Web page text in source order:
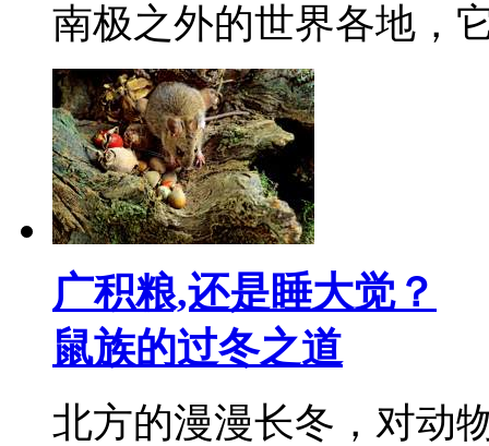
南极之外的世界各地
广积粮,还是睡大觉？
鼠族的过冬之道
北方的漫漫长冬，对动